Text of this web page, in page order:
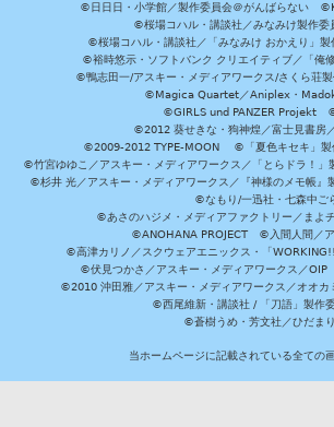
©日日日・小学館／製作委員会＠がんばらない
©桜場コハル・講談社／みなみけ製作
©桜場コハル・講談社／「みなみけ おかえり」
©裕時悠示・ソフトバンク クリエイティブ／「
©鴨志田一/アスキー・メディアワークス/さく
©Magica Quartet／Aniplex・
©GIRLS und PANZER Projekt ©
©2012 葵せきな・狗神煌／富士見書
©2009-2012 TYPE-MOON ©「夏色キセキ」製
©竹宮ゆゆこ／アスキー・メディアワークス／「とらドラ！
©杉井 光／アスキー・メディアワークス／『神様のメモ帳
©なもり/一迅社・七森中
©あさのハジメ・メディアファクトリー／ま
©ANOHANA PROJECT ©入間人間／ア
©高津カリノ／スクウェアエニックス・「
©伏見つかさ／アスキー・メディアワークス／
©2010 沖田雅／アスキー・メディアワークス／オオ
©西尾維新・講談社 / 「刀語」製作
©蒼樹うめ・芳文社／ひだま
当ホームページに記載されている全ての